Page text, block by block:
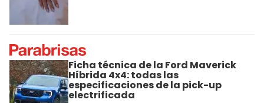
Ficha técnica de la Ford Maverick
Híbrida 4x4: todas las
especificaciones de la pick-up
electrificada